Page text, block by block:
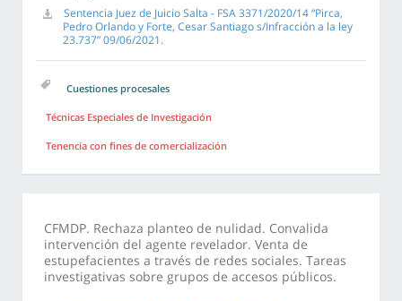
Sentencia Juez de Juicio Salta - FSA 3371/2020/14 “Pirca,
Pedro Orlando y Forte, Cesar Santiago s/Infracción a la ley
23.737” 09/06/2021.
Cuestiones procesales
Técnicas Especiales de Investigación
Tenencia con fines de comercialización
CFMDP. Rechaza planteo de nulidad. Convalida
intervención del agente revelador. Venta de
estupefacientes a través de redes sociales. Tareas
investigativas sobre grupos de accesos públicos.